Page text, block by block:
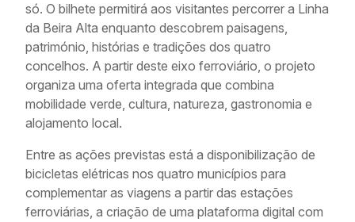
só. O bilhete permitirá aos visitantes percorrer a Linha
da Beira Alta enquanto descobrem paisagens,
património, histórias e tradições dos quatro
concelhos. A partir deste eixo ferroviário, o projeto
organiza uma oferta integrada que combina
mobilidade verde, cultura, natureza, gastronomia e
alojamento local.
Entre as ações previstas está a disponibilização de
bicicletas elétricas nos quatro municípios para
complementar as viagens a partir das estações
ferroviárias, a criação de uma plataforma digital com